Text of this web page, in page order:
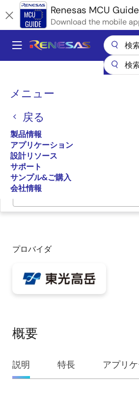
イ
ン
Renesas MCU Guide
Download the mobile
Main
メニュー
戻る
製品情報
アプリケーション
設計リソース
サポート
サンプル&ご購入
会社情報
パ
く
ず
マイクロコントローラとマイ
RAファミリのパートナエコシステムソリュー
株式会社東光高岳MatrixQuestUSB/func
株式会社東光高岳
MatrixQuestUSB/
ページセクションへ移動：
プロバイダ
概要
概
要
説明 特長 アプリ